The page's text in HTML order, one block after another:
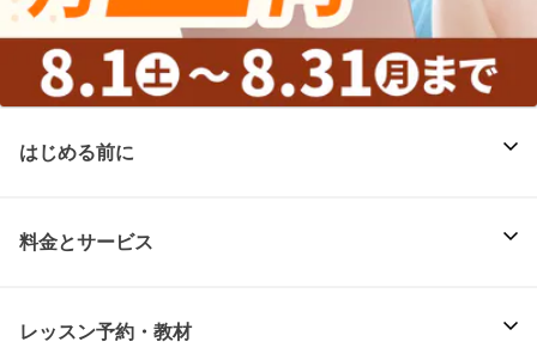
はじめる前に
料金とサービス
レッスン予約・教材